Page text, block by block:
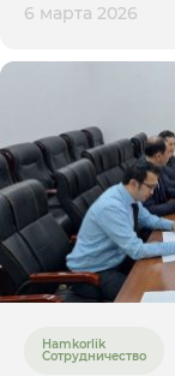
6 марта 2026
Hamkorlik
Сотрудничество